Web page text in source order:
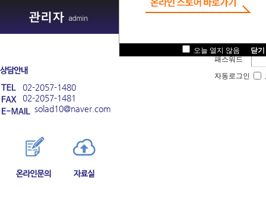
. 오늘 열지 않음 닫기
02-2057-1480
02-2057-1481
solad10@naver.com
로그인
아이디
패스워드
자동로그인